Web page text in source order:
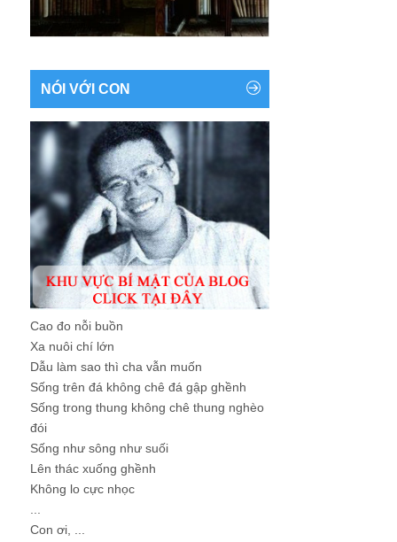
NÓI VỚI CON
Cao đo nỗi buồn
Xa nuôi chí lớn
Dẫu làm sao thì cha vẫn muốn
Sống trên đá không chê đá gập ghềnh
Sống trong thung không chê thung nghèo
đói
Sống như sông như suối
Lên thác xuống ghềnh
Không lo cực nhọc
Con ơi, ...